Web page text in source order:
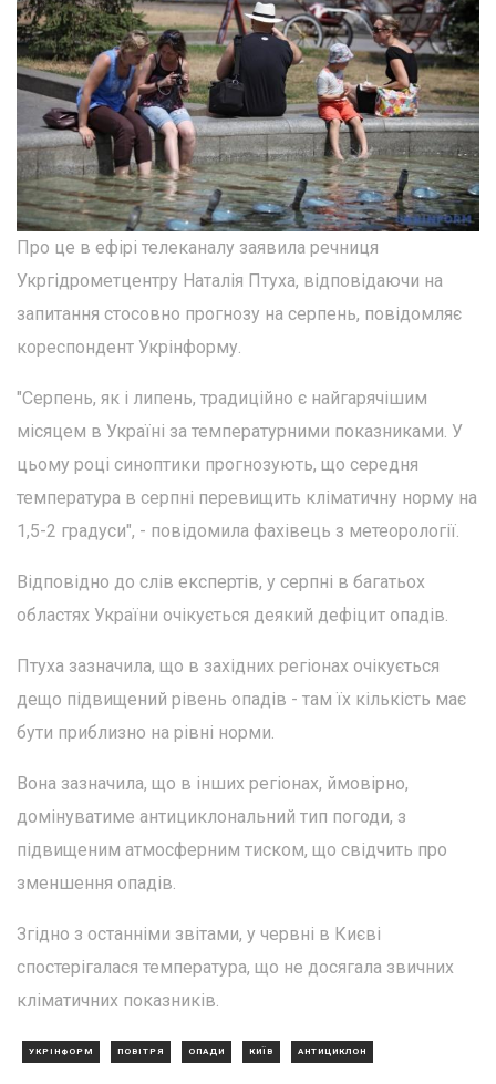
Про це в ефірі телеканалу заявила речниця
Укргідрометцентру Наталія Птуха, відповідаючи на
запитання стосовно прогнозу на серпень, повідомляє
кореспондент Укрінформу.
"Серпень, як і липень, традиційно є найгарячішим
місяцем в Україні за температурними показниками. У
цьому році синоптики прогнозують, що середня
температура в серпні перевищить кліматичну норму на
1,5-2 градуси", - повідомила фахівець з метеорології.
Відповідно до слів експертів, у серпні в багатьох
областях України очікується деякий дефіцит опадів.
Птуха зазначила, що в західних регіонах очікується
дещо підвищений рівень опадів - там їх кількість має
бути приблизно на рівні норми.
Вона зазначила, що в інших регіонах, ймовірно,
домінуватиме антициклональний тип погоди, з
підвищеним атмосферним тиском, що свідчить про
зменшення опадів.
Згідно з останніми звітами, у червні в Києві
спостерігалася температура, що не досягала звичних
кліматичних показників.
УКРІНФОРМ ПОВІТРЯ ОПАДИ КИЇВ АНТИЦИКЛОН